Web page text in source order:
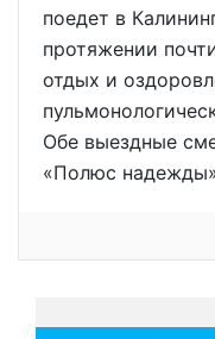
поедет в
протяжении
отдых и
Обе выездные
«Полюс